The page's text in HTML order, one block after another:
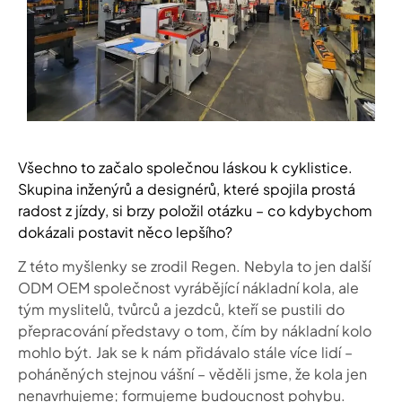
Všechno to začalo společnou láskou k cyklistice.
Skupina inženýrů a designérů, které spojila prostá
radost z jízdy, si brzy položil otázku – co kdybychom
dokázali postavit něco lepšího?
Z této myšlenky se zrodil Regen. Nebyla to jen další
ODM OEM společnost vyrábějící nákladní kola, ale
tým myslitelů, tvůrců a jezdců, kteří se pustili do
přepracování představy o tom, čím by nákladní kolo
mohlo být. Jak se k nám přidávalo stále více lidí –
poháněných stejnou vášní – věděli jsme, že kola jen
nenavrhujeme; formujeme budoucnost pohybu.